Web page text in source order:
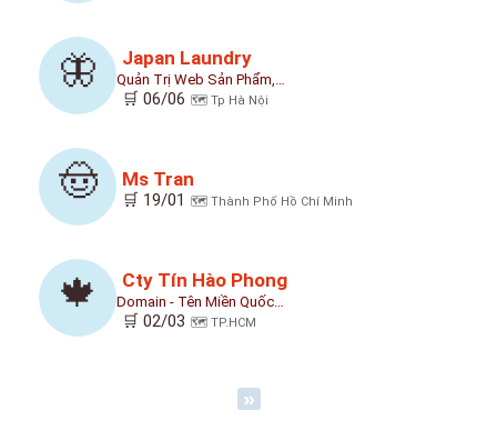
»
🦋 Japan Laundry
Quản Trị Web Sản Phẩm,…
🛒 06/06 🗺️ Tp Hà Nội
🤠 Ms Tran
🛒 19/01 🗺️ Thành Phố Hồ Chí Minh
🍁 Cty Tín Hào Phong
Domain - Tên Miền Quốc…
🛒 02/03 🗺️ TP.HCM